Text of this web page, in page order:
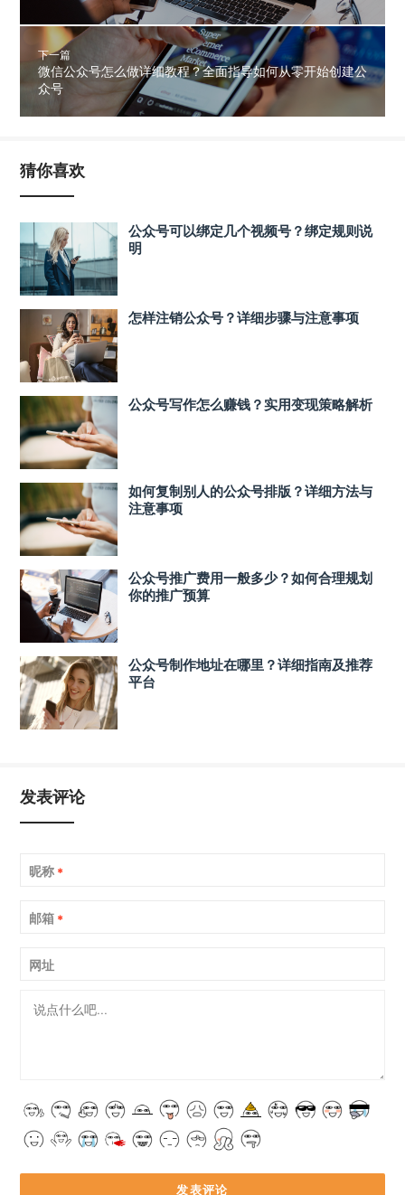
下一篇
微信公众号怎么做详细教程？全面指导如何从零开始创建公
众号
猜你喜欢
公众号可以绑定几个视频号？绑定规则说
明
怎样注销公众号？详细步骤与注意事项
公众号写作怎么赚钱？实用变现策略解析
如何复制别人的公众号排版？详细方法与
注意事项
公众号推广费用一般多少？如何合理规划
你的推广预算
公众号制作地址在哪里？详细指南及推荐
平台
发表评论
昵称 *
邮箱 *
网址